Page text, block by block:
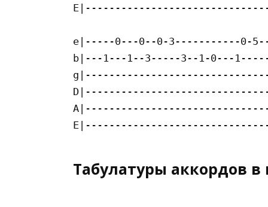
e|-----0---0--0-3-----------0-
b|---1---1--3-----3--1-0---
Табулатуры аккордов в